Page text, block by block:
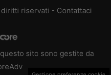
riservati - Contattaci
sito sono gestite da